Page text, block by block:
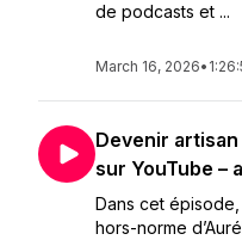
de podcasts et ...
March 16, 2026•
Devenir
sur YouTube –
Dans cet
hors-norme